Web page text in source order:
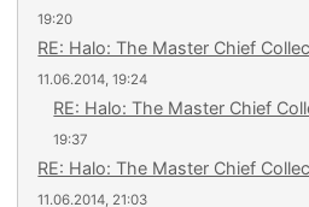
19:20
RE: Halo: The Master Chief
11.06.2014, 19:24
RE: Halo: The Master Chief
19:37
RE: Halo: The Master Chief
11.06.2014, 21:03